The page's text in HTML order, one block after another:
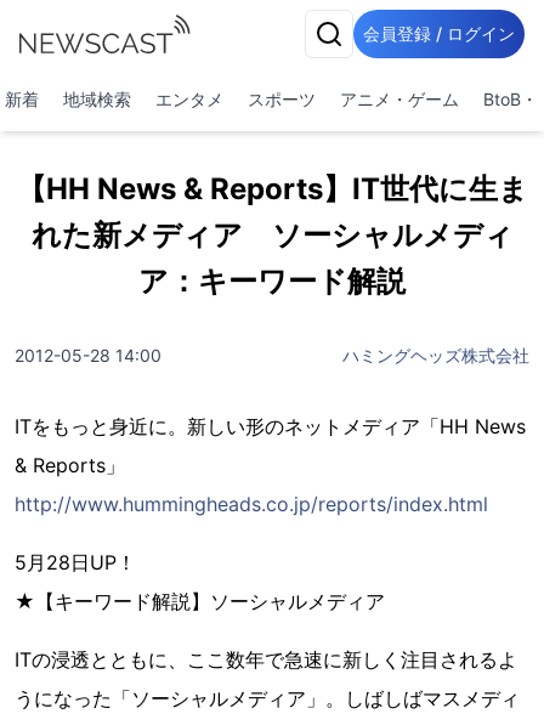
会員登録 / ログイン
新着 地域検索 エンタメ スポーツ アニメ・ゲーム BtoB・
【HH News & Reports】IT世代に生ま
れた新メディア ソーシャルメディ
ア：キーワード解説
2012-05-28 14:00 ハミングヘッズ株式会社
ITをもっと身近に。新しい形のネットメディア「HH News
& Reports」
http://www.hummingheads.co.jp/reports/index.html
5月28日UP！
★【キーワード解説】ソーシャルメディア
ITの浸透とともに、ここ数年で急速に新しく注目されるよ
うになった「ソーシャルメディア」。しばしばマスメディ